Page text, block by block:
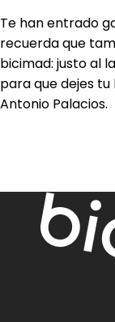
Te han entrado
recuerda que
bicimad: justo al
para que dejes
Antonio Palacios.
Imagen